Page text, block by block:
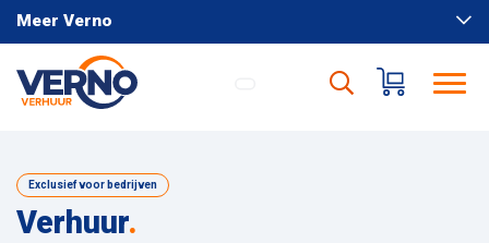
Meer Verno
Exclusief voor bedrijven
Verhuur.